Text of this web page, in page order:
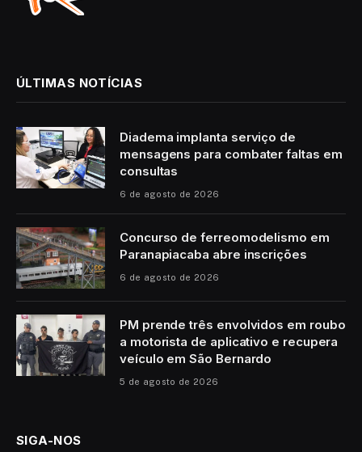
ÚLTIMAS NOTÍCIAS
Diadema implanta serviço de
mensagens para combater faltas em
consultas
6 de agosto de 2026
Concurso de ferreomodelismo em
Paranapiacaba abre inscrições
6 de agosto de 2026
PM prende três envolvidos em roubo
a motorista de aplicativo e recupera
veículo em São Bernardo
5 de agosto de 2026
SIGA-NOS